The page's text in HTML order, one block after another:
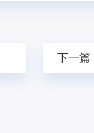
下一篇